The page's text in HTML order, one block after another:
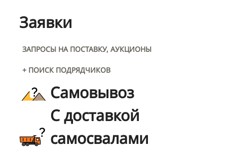
Заявки
ЗАПРОСЫ НА ПОСТАВКУ, АУКЦИОНЫ
+ ПОИСК ПОДРЯДЧИКОВ
Самовывоз
С доставкой
самосвалами